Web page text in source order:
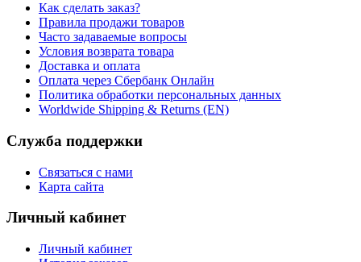
Как сделать заказ?
Правила продажи товаров
Часто задаваемые вопросы
Условия возврата товара
Доставка и оплата
Оплата через Сбербанк Онлайн
Политика обработки персональных данных
Worldwide Shipping & Returns (EN)
Служба поддержки
Связаться с нами
Карта сайта
Личный кабинет
Личный кабинет